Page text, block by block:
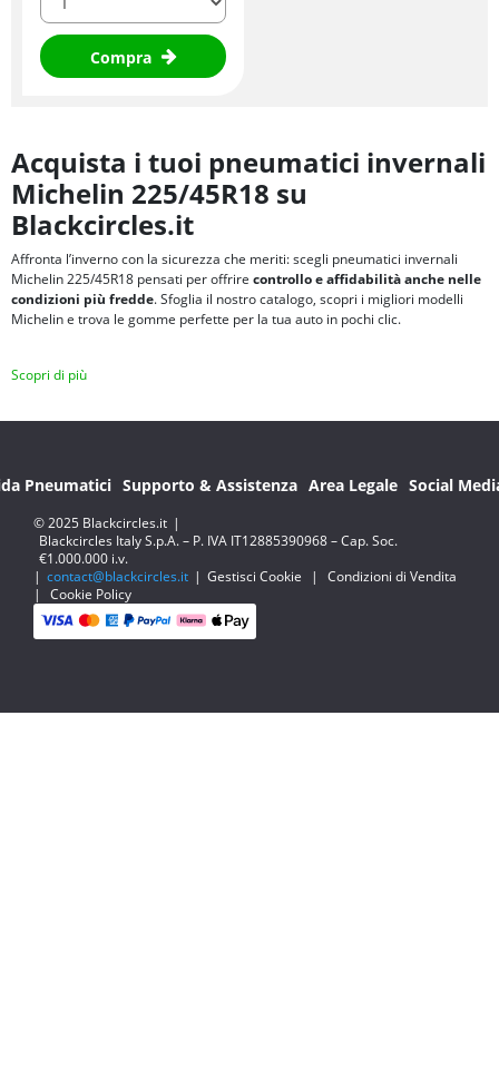
Compra
Acquista i tuoi pneumatici invernali
Michelin 225/45R18 su
Blackcircles.it
Affronta l’inverno con la sicurezza che meriti: scegli pneumatici invernali
Michelin 225/45R18 pensati per offrire controllo e affidabilità anche nelle
condizioni più fredde. Sfoglia il nostro catalogo, scopri i migliori modelli
Michelin e trova le gomme perfette per la tua auto in pochi clic.
Scopri di più
Pneumatici Supporto & Assistenza Area Legale Social
© 2025 Blackcircles.it |
Blackcircles Italy S.p.A. – P. IVA IT12885390968 – Cap. Soc.
€1.000.000 i.v.
| contact@blackcircles.it | Gestisci Cookie |
Condizioni di Vendita
|
Cookie Policy